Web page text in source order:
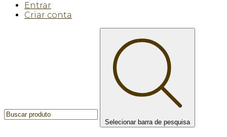
Entrar
Criar conta
Selecionar barra de pesquisa